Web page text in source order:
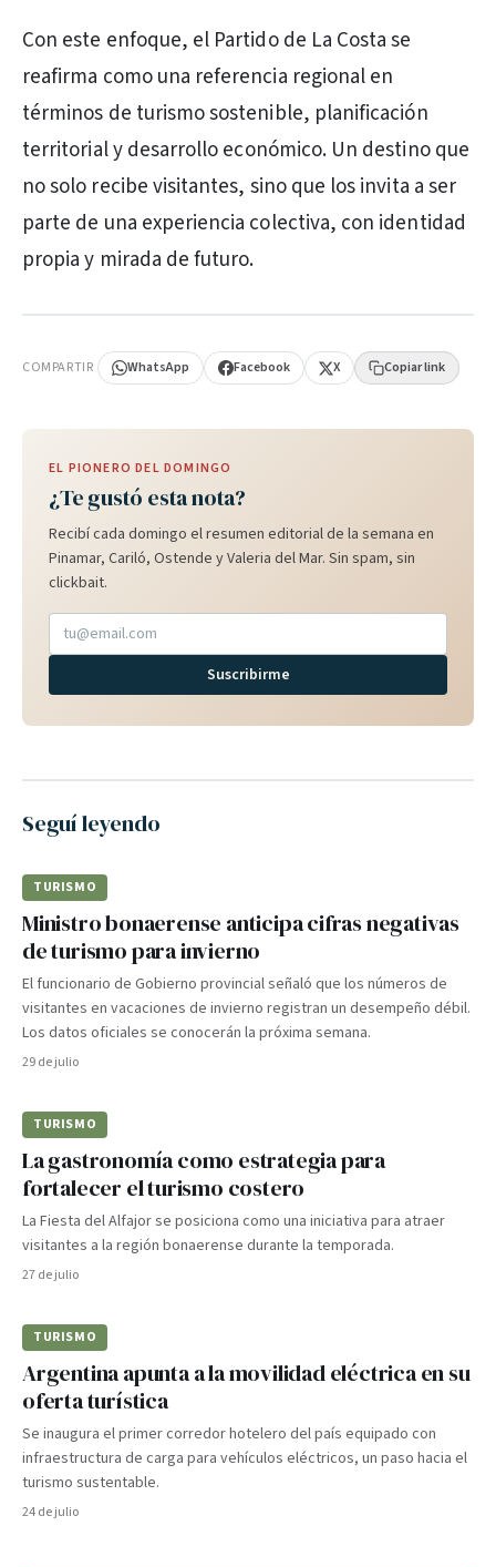
Con este enfoque, el Partido de La Costa se
reafirma como una referencia regional en
términos de turismo sostenible, planificación
territorial y desarrollo económico. Un destino que
no solo recibe visitantes, sino que los invita a ser
parte de una experiencia colectiva, con identidad
propia y mirada de futuro.
COMPARTIR WhatsApp Facebook X Copiar link
EL PIONERO DEL DOMINGO
¿Te gustó esta nota?
Recibí cada domingo el resumen editorial de la semana en
Pinamar, Cariló, Ostende y Valeria del Mar. Sin spam, sin
clickbait.
Suscribirme
Seguí leyendo
TURISMO
Ministro bonaerense anticipa cifras negativas
de turismo para invierno
El funcionario de Gobierno provincial señaló que los números de
visitantes en vacaciones de invierno registran un desempeño débil.
Los datos oficiales se conocerán la próxima semana.
29 de julio
TURISMO
La gastronomía como estrategia para
fortalecer el turismo costero
La Fiesta del Alfajor se posiciona como una iniciativa para atraer
visitantes a la región bonaerense durante la temporada.
27 de julio
TURISMO
Argentina apunta a la movilidad eléctrica en su
oferta turística
Se inaugura el primer corredor hotelero del país equipado con
infraestructura de carga para vehículos eléctricos, un paso hacia el
turismo sustentable.
24 de julio